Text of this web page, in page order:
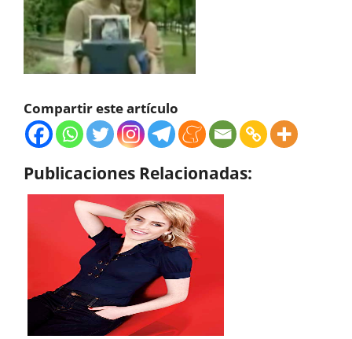
Compartir este artículo
Publicaciones Relacionadas: